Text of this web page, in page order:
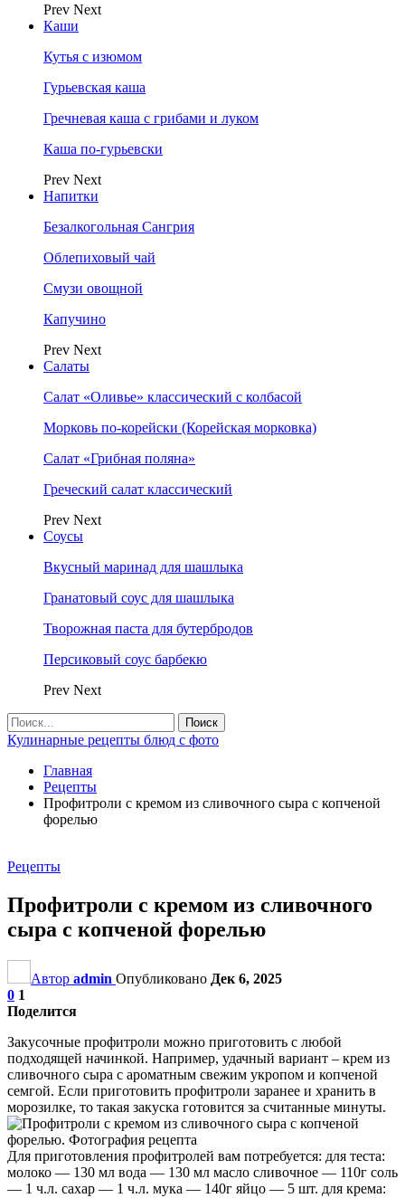
Prev Next
Каши
Кутья с изюмом
Гурьевская каша
Гречневая каша с грибами и луком
Каша по-гурьевски
Prev Next
Напитки
Безалкогольная Сангрия
Облепиховый чай
Смузи овощной
Капучино
Prev Next
Салаты
Салат «Оливье» классический с колбасой
Морковь по-корейски (Корейская морковка)
Салат «Грибная поляна»
Греческий салат классический
Prev Next
Соусы
Вкусный маринад для шашлыка
Гранатовый соус для шашлыка
Творожная паста для бутербродов
Персиковый соус барбекю
Prev Next
Кулинарные рецепты блюд с фото
Главная
Рецепты
Профитроли с кремом из сливочного сыра с копченой
форелью
Рецепты
Профитроли с кремом из сливочного
сыра с копченой форелью
Автор admin Опубликовано Дек 6, 2025
0 1
Поделится
Закусочные профитроли можно приготовить с любой
подходящей начинкой. Например, удачный вариант – крем из
сливочного сыра с ароматным свежим укропом и копченой
семгой. Если приготовить профитроли заранее и хранить в
морозилке, то такая закуска готовится за считанные минуты.
Для приготовления профитролей вам потребуется: для теста:
молоко — 130 мл вода — 130 мл масло сливочное — 110г соль
— 1 ч.л. сахар — 1 ч.л. мука — 140г яйцо — 5 шт. для крема: